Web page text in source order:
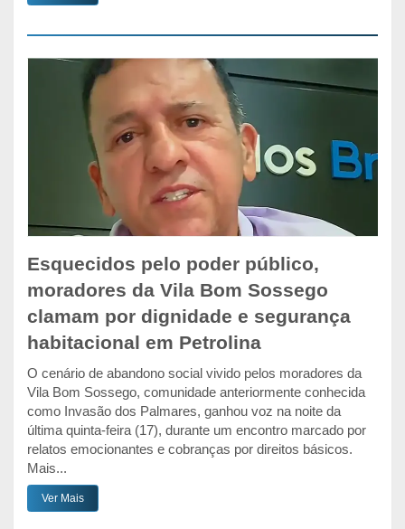
Esquecidos pelo poder público,
moradores da Vila Bom Sossego
clamam por dignidade e segurança
habitacional em Petrolina
O cenário de abandono social vivido pelos moradores da
Vila Bom Sossego, comunidade anteriormente conhecida
como Invasão dos Palmares, ganhou voz na noite da
última quinta-feira (17), durante um encontro marcado por
relatos emocionantes e cobranças por direitos básicos.
Mais...
Ver Mais